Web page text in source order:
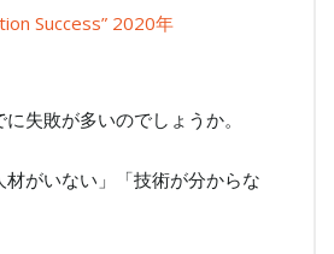
Success” 2020年
失敗が多いのでしょうか。
材がいない」「技術が分からな